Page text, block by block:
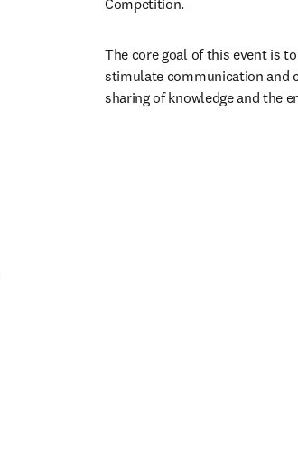
Competition.
The core goal of this event is
stimulate communication and
sharing of knowledge and the